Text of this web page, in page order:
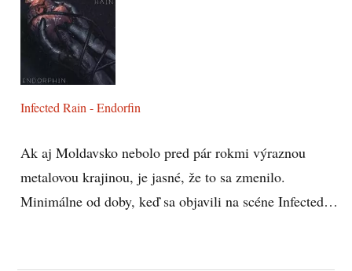
Infected Rain - Endorfin
Ak aj Moldavsko nebolo pred pár rokmi výraznou
metalovou krajinou, je jasné, že to sa zmenilo.
Minimálne od doby, keď sa objavili na scéne Infected…